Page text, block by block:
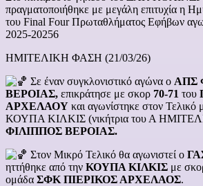
πραγματοποιήθηκε με μεγάλη επιτυχία η
του Final Four Πρωταθλήματος Εφήβων
2025-20256
ΗΜΙΤΕΛΙΚΗ ΦΑΣΗ (21/03/26)
Σε έναν συγκλονιστικό αγώνα ο ΑΠΣ
ΒΕΡΟΙΑΣ, επικράτησε με σκορ 70-71 του
ΑΡΧΕΛΑΟΥ και αγωνίστηκε στον
ΚΟΥΠΑ ΚΙΛΚΙΣ (νικήτρια του Α
ΦΙΛΙΠΠΟΣ ΒΕΡΟΙΑΣ.
Στον Μικρό Τελικό θα αγωνιστεί ο
ηττήθηκε από την ΚΟΥΠΑ ΚΙΛΚΙΣ με
ομάδα ΣΦΚ ΠΙΕΡΙΚΟΣ ΑΡΧΕΛΑΟΣ.